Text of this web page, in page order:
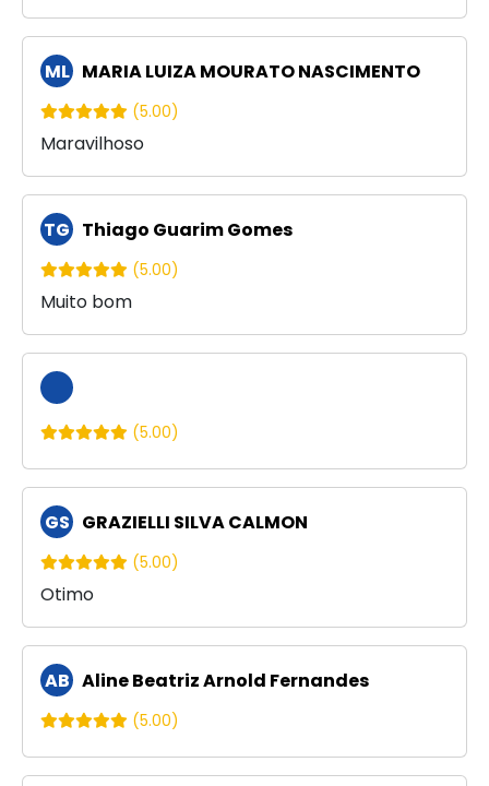
ML MARIA LUIZA MOURATO NASCIMENTO
(5.00)
Maravilhoso
TG Thiago Guarim Gomes
(5.00)
Muito bom
(5.00)
GS GRAZIELLI SILVA CALMON
(5.00)
Otimo
AB Aline Beatriz Arnold Fernandes
(5.00)